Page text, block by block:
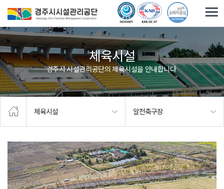
체육시설
경주시 시설관리공단의 체육시설을 안내합니다.
체육시설 알천축구장